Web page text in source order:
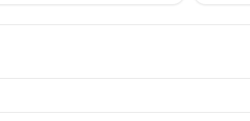
KBV–PDG: cmp-view-offers-disclaimer.
KBV–PDG: cmp-view-offers-
KBV–PDG: cmp-view-offers-
KBV–PDG: cmp-view-
KBV–PDG: cmp-
KBV–PDG:
KBV–PDG: